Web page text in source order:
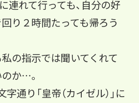
連れて行っても、自分の好
り２時間たっても帰ろう
の指示では聞いてくれて
か…。
通り「皇帝（カイゼル）」に